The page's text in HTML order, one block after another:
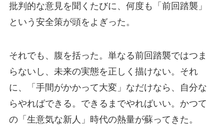
批判的な意見を聞くたびに、何度も「前回踏襲」
という安全策が頭をよぎった。
それでも、腹を括った。単なる前回踏襲ではつま
らないし、未来の実態を正しく描けない。それ
に、「手間がかかって大変」なだけなら、自分な
らやればできる。できるまでやればいい。かつて
の「生意気な新人」時代の熱量が蘇ってきた。